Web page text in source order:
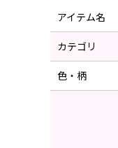
アイテム名
カテゴリ
色・柄